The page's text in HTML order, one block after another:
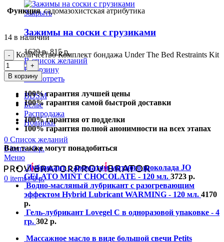
Закрыть
Зажимы на соски с грузиками
1629р. 815р.
В список желаний
В корзину
Посмотреть
BDSM
Белье
Распродажа
Новинки
0 Список желаний
0items / 0р.
Меню
0 items / 0р.
Функция садомазохистская атрибутика
14 в наличии
Количество Комплект бондажа Under The Bed Restraints Kit
В корзину
100% гарантия лучшей цены
100% гарантия самой быстрой доставки
100% гарантия от подделки
100% гарантия полной анонимности на всех этапах
Вам также могут понадобиться
Лубрикант с ароматом мятного шоколада JO
GELATO MINT CHOCOLATE - 120 мл. 3723 р.
Водно-масляный лубрикант с разогревающим
эффектом Hybrid Lubricant WARMING - 120 мл. 4170
р.
Гель-лубрикант Lovegel C в одноразовой упаковке - 4
гр. 302 р.
Массажное масло в виде большой свечи Petits